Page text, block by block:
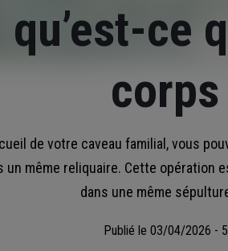
ce
de votre caveau familial, vous
même reliquaire. Cette opération
dans une même
Publié le 03/04/2026 -